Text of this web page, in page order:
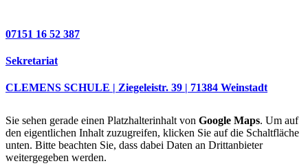
07151 16 52 387
Sekretariat
CLEMENS SCHULE | Ziegeleistr. 39 | 71384 Weinstadt
Sie sehen gerade einen Platzhalterinhalt von Google Maps. Um auf
den eigentlichen Inhalt zuzugreifen, klicken Sie auf die Schaltfläche
unten. Bitte beachten Sie, dass dabei Daten an Drittanbieter
weitergegeben werden.